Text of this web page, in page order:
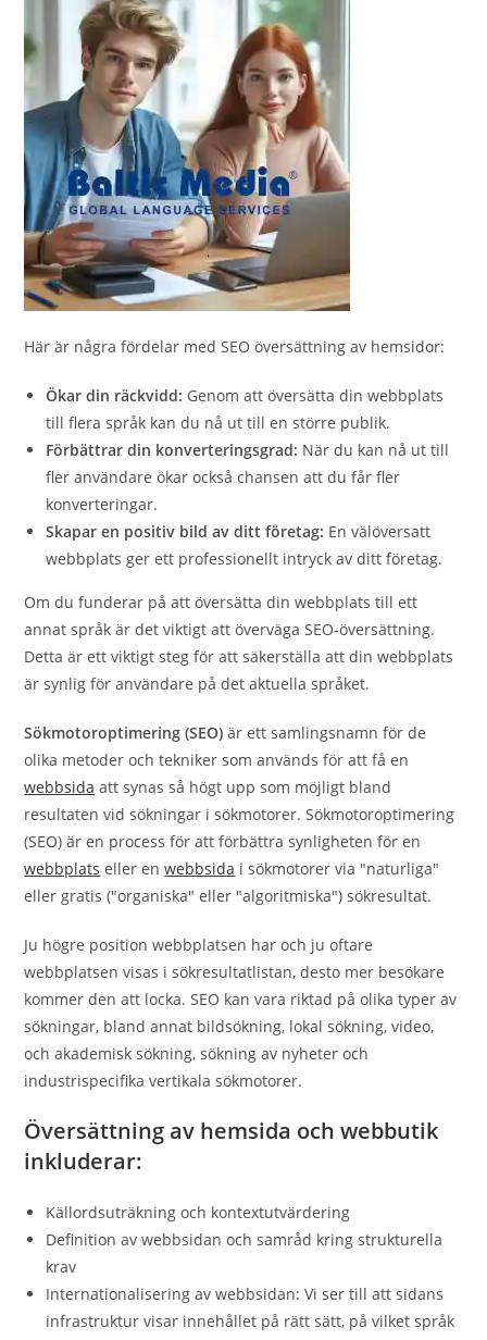
Här är några fördelar med SEO översättning av hemsidor:
Ökar din räckvidd: Genom att översätta din webbplats
till flera språk kan du nå ut till en större publik.
Förbättrar din konverteringsgrad: När du kan nå ut till
fler användare ökar också chansen att du får fler
konverteringar.
Skapar en positiv bild av ditt företag: En välöversatt
webbplats ger ett professionellt intryck av ditt företag.
Om du funderar på att översätta din webbplats till ett
annat språk är det viktigt att överväga SEO-översättning.
Detta är ett viktigt steg för att säkerställa att din webbplats
är synlig för användare på det aktuella språket.
Sökmotoroptimering (SEO) är ett samlingsnamn för de
olika metoder och tekniker som används för att få en
webbsida att synas så högt upp som möjligt bland
resultaten vid sökningar i sökmotorer. Sökmotoroptimering
(SEO) är en process för att förbättra synligheten för en
webbplats eller enwebbsida i sökmotorer via "naturliga"
eller gratis ("organiska" eller "algoritmiska") sökresultat.
Ju högre position webbplatsen har och ju oftare
webbplatsen visas i sökresultatlistan, desto mer besökare
kommer den att locka. SEO kan vara riktad på olika typer av
sökningar, bland annat bildsökning, lokal sökning, video,
och akademisk sökning, sökning av nyheter och
industrispecifika vertikala sökmotorer.
Översättning av hemsida och webbutik
inkluderar:
Källordsuträkning och kontextutvärdering
Definition av webbsidan och samråd kring strukturella
krav
Internationalisering av webbsidan: Vi ser till att sidans
infrastruktur visar innehållet på rätt sätt, på vilket språk